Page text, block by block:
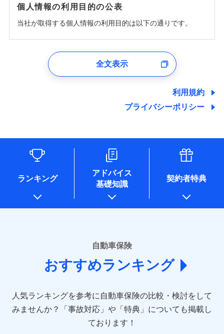
個人情報の利用目的の公表
当社が取得する個人情報の利用目的は以下の通りです。
ユーザー登録受付および、管理のため
しくは委託を受けている保険会社・提携会社の保険その他に
関する情報を提供し、金融商品等の契約を勧奨するため、ま
た維持管理等の委託業務遂行のため、またそれらに付帯、関
情報を取引のある他の保険会社の商品・サービスをご提案す
るために利用させていただくことがあります。）
各種セミナーの開催のため
コンサルティングサービスの実施のため
アンケートやキャンペーン等の実施のため
上記に係る案内・手続き・管理等付帯業務を行うため
* 当社が委託を受けている保険会社の情報は、保険会社のホ
ームページに掲載しておりますので、ご確認ください。
あいおいニッセイ同和損害保険株式会社
(https://www.aioinissaydowa.co.jp/)
アクサ損害保険株式会社 (https://www.axa-
direct.co.jp/)
sompo.co.jp/)
東京海上ダイレクト損害保険株式会社 (https://www.e-
AIG損害保険株式会社 (https://www.aig.co.jp/sonpo)
全文表示
利用規約
プライバシーポリシー
ランキング
アドバイス
基礎知識
契約者特典
自動車保険
おすすめランキング
人気ランキングを参考に自動車保険の比較・検討をして
みませんか？
「事故対応」や「特典」についても掲載し
ております！